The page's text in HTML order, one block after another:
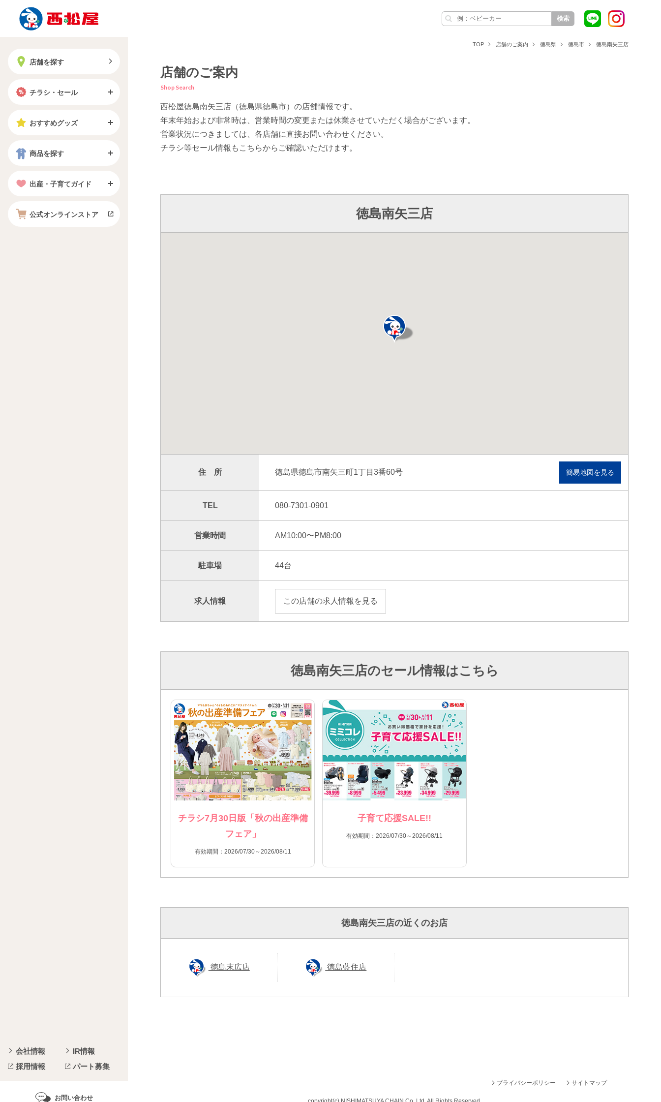
検索
店舗を探す
チラシ・セール
おすすめグッズ
商品を探す
出産・子育てガイド
公式オンラインストア
会社情報
IR情報
採用情報
パート募集
お問い合わせ
TOP 店舗のご案内 徳島県 徳島市 徳島南矢三店
店舗のご案内
Shop Search
西松屋徳島南矢三店（徳島県徳島市）の店舗情報です。
年末年始および非常時は、営業時間の変更または休業させていただく場合がございます。
営業状況につきましては、各店舗に直接お問い合わせください。
チラシ等セール情報もこちらからご確認いただけます。
徳島南矢三店
住 所 徳島県徳島市南矢三町1丁目3番60号 簡易地図を見る
TEL 080-7301-0901
営業時間 AM10:00〜PM8:00
駐車場 44台
求人情報 この店舗の求人情報を見る
徳島南矢三店のセール情報はこちら
チラシ7月30日版「秋の出産準備
フェア」
有効期間：2026/07/30～2026/08/11
子育て応援SALE!!
有効期間：2026/07/30～2026/08/11
徳島南矢三店の近くのお店
徳島末広店 徳島藍住店
プライバシーポリシー サイトマップ